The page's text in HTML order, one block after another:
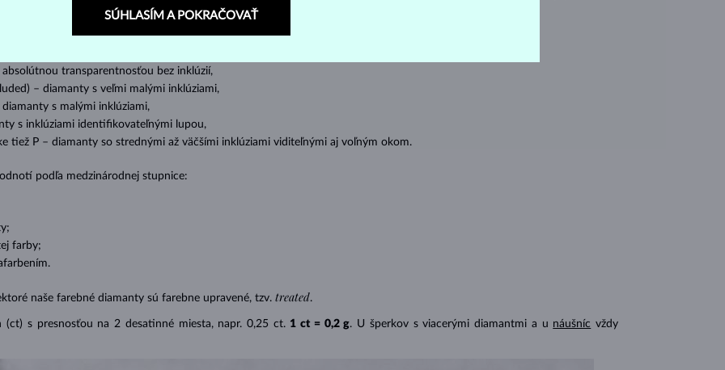
(štvorboký alebo trojboký výbrus s ostrými rohmi, populárny najmä u
tzv. inkluzií čiže vnútorných nedokonalostí diamantu:
transparentnosťou bez inklúzií,
– diamanty s veľmi malými inklúziami,
s malými inklúziami,
s inklúziami identifikovateľnými lupou,
tiež P – diamanty so strednými až väčšími inklúziami viditeľnými aj voľným okom.
podľa medzinárodnej stupnice:
farby;
naše farebné diamanty sú farebne upravené, tzv. treated.
(ct) s presnosťou na 2 desatinné miesta, napr. 0,25 ct. 1 ct = 0,2 g. U šperkov s viacerými diamantmi a u náušníc vždy
SÚHLASÍM A POKRAČOVAŤ